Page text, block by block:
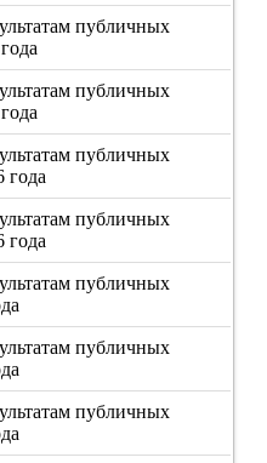
публичных
публичных
публичных
года
публичных
года
публичных
публичных
публичных